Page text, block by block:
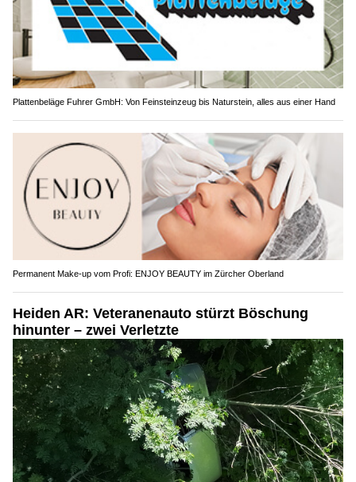
Plattenbeläge Fuhrer GmbH: Von Feinsteinzeug bis Naturstein, alles aus einer Hand
Permanent Make-up vom Profi: ENJOY BEAUTY im Zürcher Oberland
Heiden AR: Veteranenauto stürzt Böschung
hinunter – zwei Verletzte